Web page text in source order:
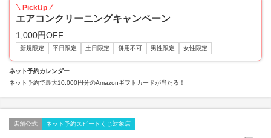
PickUp
エアコンクリーニングキャンペーン
1,000円OFF
新規限定 平日限定 土日限定 併用不可 男性限定 女性限定
ネット予約カレンダー
ネット予約で最大10,000円分のAmazonギフトカードが当たる！
店舗公式 ネット予約スピードくじ対象店